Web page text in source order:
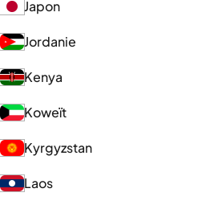
Japon
Jordanie
Kenya
Koweït
Kyrgyzstan
Laos